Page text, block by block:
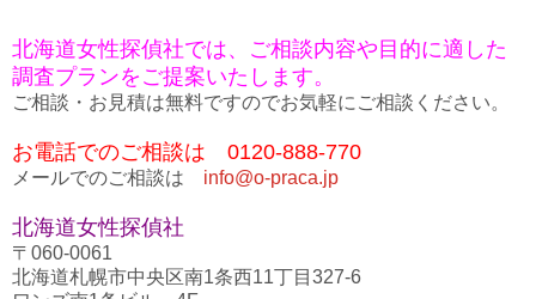
北海道女性探偵社では、ご相談内容や目的に適した
調査プランをご提案いたします。
ご相談・お見積は無料ですのでお気軽にご相談ください。
お電話でのご相談は 0120-888-770
メールでのご相談は info@o-praca.jp
北海道女性探偵社
〒060-0061
北海道札幌市中央区南1条西11丁目327-6